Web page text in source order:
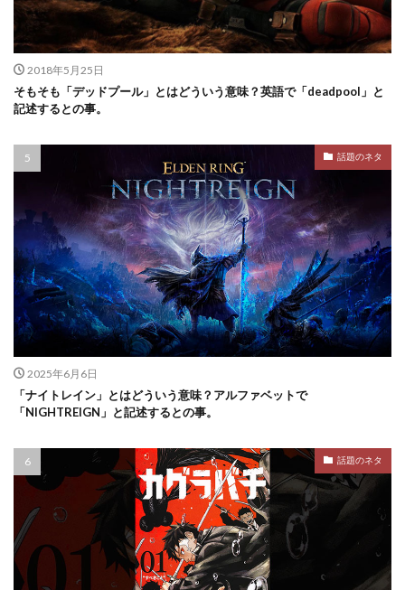
2018年5月25日
そもそも「デッドプール」とはどういう意味？英語で「deadpool」と
記述するとの事。
話題のネタ
2025年6月6日
「ナイトレイン」とはどういう意味？アルファベットで
「NIGHTREIGN」と記述するとの事。
話題のネタ